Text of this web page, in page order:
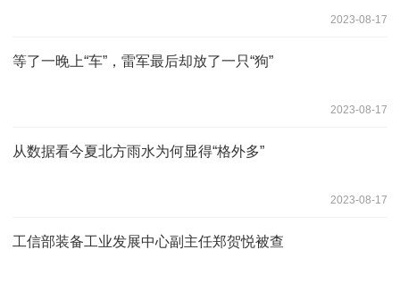
2023-08-17
等了一晚上“车”，雷军最后却放了一只“狗”
2023-08-17
从数据看今夏北方雨水为何显得“格外多”
2023-08-17
工信部装备工业发展中心副主任郑贺悦被查